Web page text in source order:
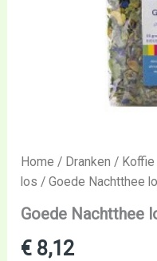
Home / Dranken /
los / Goede Nachtthee
Goede Nachtthee
€ 8,12